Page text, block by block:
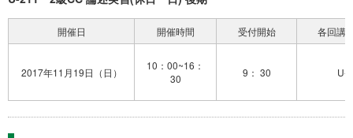
開催日 開催時間 受付開始 各回講
2017年11月19日（日）
10：00~16：
30
9： 30 U-